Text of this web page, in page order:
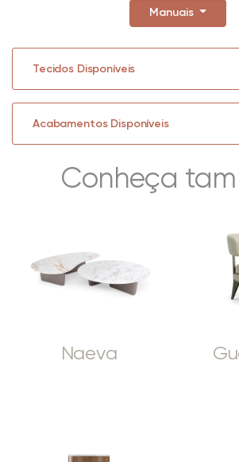
Manuais
Tecidos Disponíveis
Acabamentos Disponíveis
Conheça
Naeva